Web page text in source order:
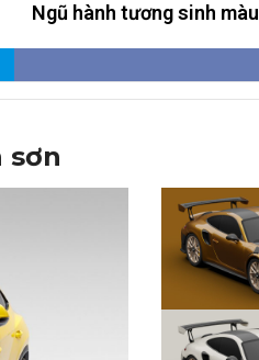
Ngũ hành tương sinh màu
sơn